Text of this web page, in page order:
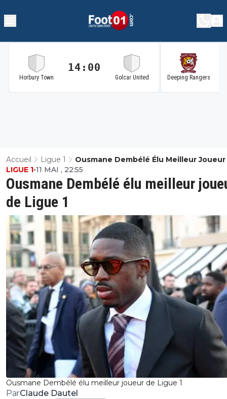
Horbury Town
14:00
Golcar United Deeping Rangers
Accueil Ligue 1
Ousmane Dembélé Élu Meilleur Joueur
Ligue 1
Ousmane Dembélé élu meilleur joueur de Ligue 1
Ousmane Dembélé élu meilleur
de Ligue 1
LIGUE 1•11 MAI , 22:55
ParClaude Dautel